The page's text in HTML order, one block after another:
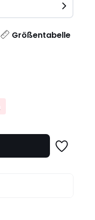
Größentabelle